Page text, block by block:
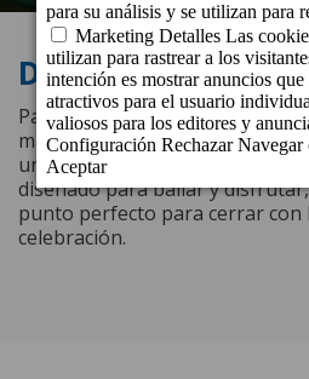
Disco Bar Fataga
Para quienes buscan que la
madrugada, el Disco Bar Fataga
una atmósfera vibrante, música
diseñado para bailar y
punto perfecto para cerrar con
celebración.